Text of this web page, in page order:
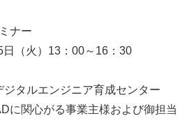
ナー
日（火）13：00～16：30
タルエンジニア育成センター
関心がる事業主様および御担当